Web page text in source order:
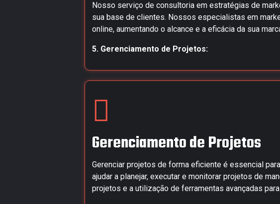
Nosso serviço de consultoria em estratégias de
sua base de clientes. Nossos especialistas em
online, aumentando o alcance e a eficácia da sua
5. Gerenciamento de Projetos:
Gerenciamento de Projetos
Gerenciar projetos de forma eficiente é essencial
ajudar a planejar, executar e monitorar projetos de
projetos e a utilização de ferramentas avançadas